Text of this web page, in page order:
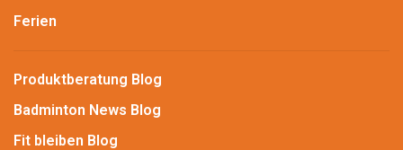
Ferien
Produktberatung Blog
Badminton News Blog
Fit bleiben Blog